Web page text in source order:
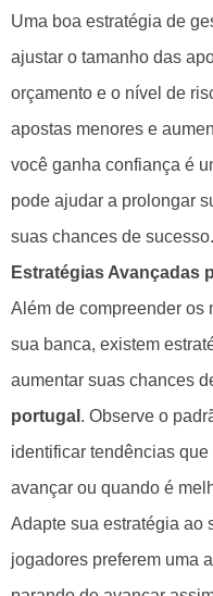
Uma boa estratégia de
ajustar o tamanho das
orçamento e o nível de
apostas menores e
você ganha confiança é
pode ajudar a prolongar
suas chances de sucesso.
Estratégias Avançadas
Além de compreender os
sua banca, existem
aumentar suas chances
portugal . Observe o
identificar tendências
avançar ou quando é
Adapte sua estratégia ao
jogadores preferem uma